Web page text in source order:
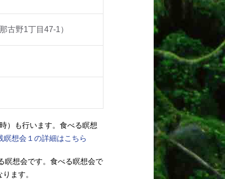
古野1丁目47-1）
）も行います。食べる瞑想
瞑想会１の詳細はこちら
瞑想会です。食べる瞑想会で
ます。